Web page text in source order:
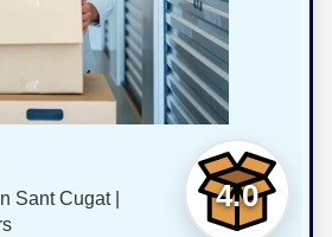
4.0
Sant Cugat |